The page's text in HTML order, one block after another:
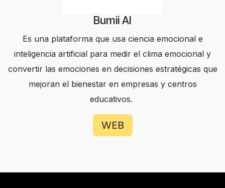
Bumii AI
Es una plataforma que usa ciencia emocional e
inteligencia artificial para medir el clima emocional y
convertir las emociones en decisiones estratégicas que
mejoran el bienestar en empresas y centros
educativos.
WEB